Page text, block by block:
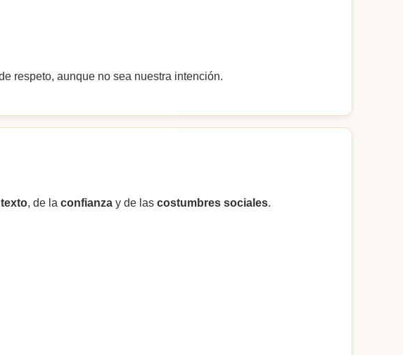
respeto, aunque no sea nuestra intención.
, de la confianza y de las costumbres sociales.